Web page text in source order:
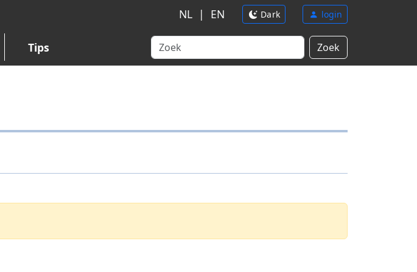
NL | EN Dark login
Tips Zoek